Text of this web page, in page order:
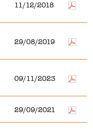
11/12/2018
29/08/2019
09/11/2023
29/09/2021